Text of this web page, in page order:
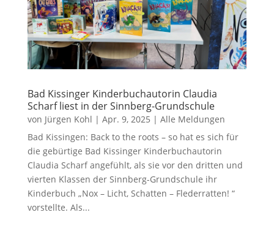
Bad Kissinger Kinderbuchautorin Claudia
Scharf liest in der Sinnberg-Grundschule
von Jürgen Kohl | Apr. 9, 2025 | Alle Meldungen
Bad Kissingen: Back to the roots – so hat es sich für
die gebürtige Bad Kissinger Kinderbuchautorin
Claudia Scharf angefühlt, als sie vor den dritten und
vierten Klassen der Sinnberg-Grundschule ihr
Kinderbuch „Nox – Licht, Schatten – Flederratten! “
vorstellte. Als...